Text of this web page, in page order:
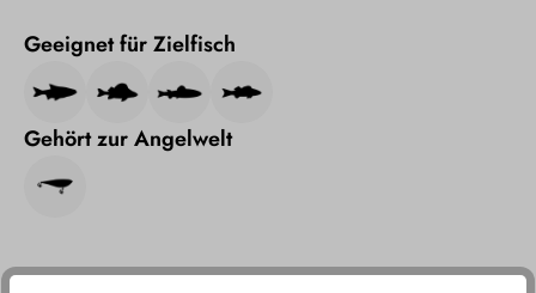
Geeignet für Zielfisch
Gehört zur Angelwelt